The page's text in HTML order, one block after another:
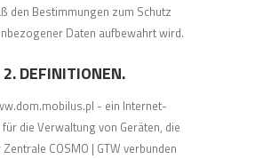
den Bestimmungen zum Schutz
Daten aufbewahrt wird.
2. DEFINITIONEN.
- ein Internet-
für die Verwaltung von Geräten, die
COSMO | GTW verbunden